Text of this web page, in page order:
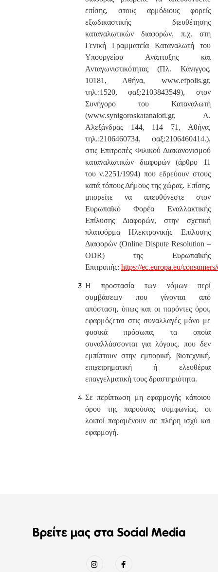
επίσης, στους αρμόδιους φορείς
εξωδικαστικής διευθέτησης
καταναλωτικών διαφορών, π.χ. στη
Γενική Γραμματεία Καταναλωτή του
Υπουργείου Ανάπτυξης και
Ανταγωνιστικότητας (Πλ. Κάνιγγος,
10181, Αθήνα, www.efpolis.gr,
τηλ.:1520, φαξ:2103843549), στον
Συνήγορο του Καταναλωτή
(www.synigoroskatanaloti.gr, Λ.
Αλεξάνδρας 144, 114 71, Αθήνα,
τηλ.:2106460734, φαξ:2106460414.),
στις Επιτροπές Φιλικού Διακανονισμού
καταναλωτικών διαφορών (άρθρο 11
του ν.2251/1994) που εδρεύουν στους
κατά τόπους Δήμους της χώρας. Επίσης,
μπορείτε να απευθύνεστε στον
Ευρωπαϊκό Φορέα Εναλλακτικής
Επίλυσης Διαφορών, στην σχετική
πλατφόρμα Ηλεκτρονικής Επίλυσης
Διαφορών (Online Dispute Resolution –
ODR) της Ευρωπαϊκής
Επιτροπής: https://ec.europa.eu/
Η προστασία των νόμων περί
συμβάσεων που γίνονται από
απόσταση, όπως και οι παρόντες όροι,
εφαρμόζεται στις συναλλαγές μόνο με
φυσικά πρόσωπα, τα οποία
συναλλάσσονται για λόγους, που δεν
εμπίπτουν στην εμπορική, βιοτεχνική,
επιχειρηματική ή ελευθέρια
επαγγελματική τους δραστηριότητα.
Σε περίπτωση μη εφαρμογής κάποιου
όρου της παρούσας συμφωνίας, οι
λοιποί παραμένουν σε πλήρη ισχύ και
εφαρμογή.
Βρείτε μας στα Social Media